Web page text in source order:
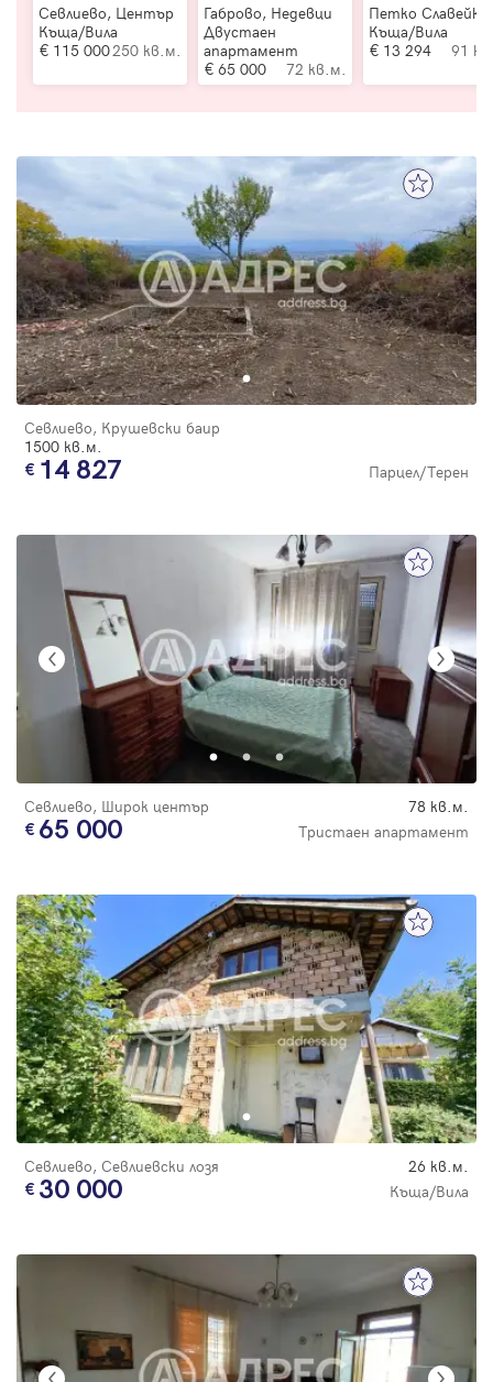
Севлиево, Център
Къща/Вила
115 000250 кв.м.
Габрово, Недевци
Двустаен
апартамент
65 000
72 кв.м.
Петко
Къща/Вила
13 294
91
Севлиево, Крушевски баир
1500 кв.м.
14 827 Парцел/Терен
Севлиево, Широк център 78 кв.м.
65 000 Тристаен апартамент
Севлиево, Севлиевски лозя 26 кв.м.
30 000 Къща/Вила